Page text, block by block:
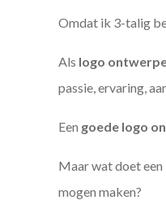
Omdat ik 3-talig
Als logo
passie, ervaring,
Een goede logo
Maar wat doet een
mogen maken?